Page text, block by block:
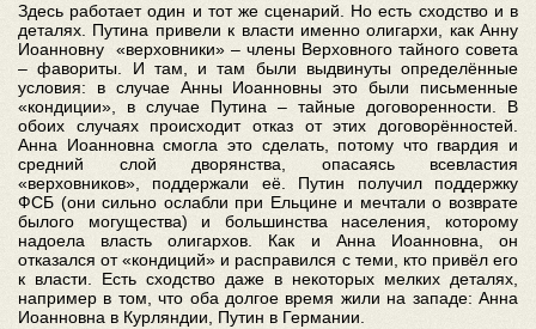
Здесь работает один и тот же сценарий. Но есть сходство и в
деталях. Путина привели к власти именно олигархи, как Анну
Иоанновну «верховники» – члены Верховного тайного совета
– фавориты. И там, и там были выдвинуты определённые
условия: в случае Анны Иоанновны это были письменные
«кондиции», в случае Путина – тайные договоренности. В
обоих случаях происходит отказ от этих договорённостей.
Анна Иоанновна смогла это сделать, потому что гвардия и
средний слой дворянства, опасаясь всевластия
«верховников», поддержали её. Путин получил поддержку
ФСБ (они сильно ослабли при Ельцине и мечтали о возврате
былого могущества) и большинства населения, которому
надоела власть олигархов. Как и Анна Иоанновна, он
отказался от «кондиций» и расправился с теми, кто привёл его
к власти. Есть сходство даже в некоторых мелких деталях,
например в том, что оба долгое время жили на западе: Анна
Иоанновна в Курляндии, Путин в Германии.